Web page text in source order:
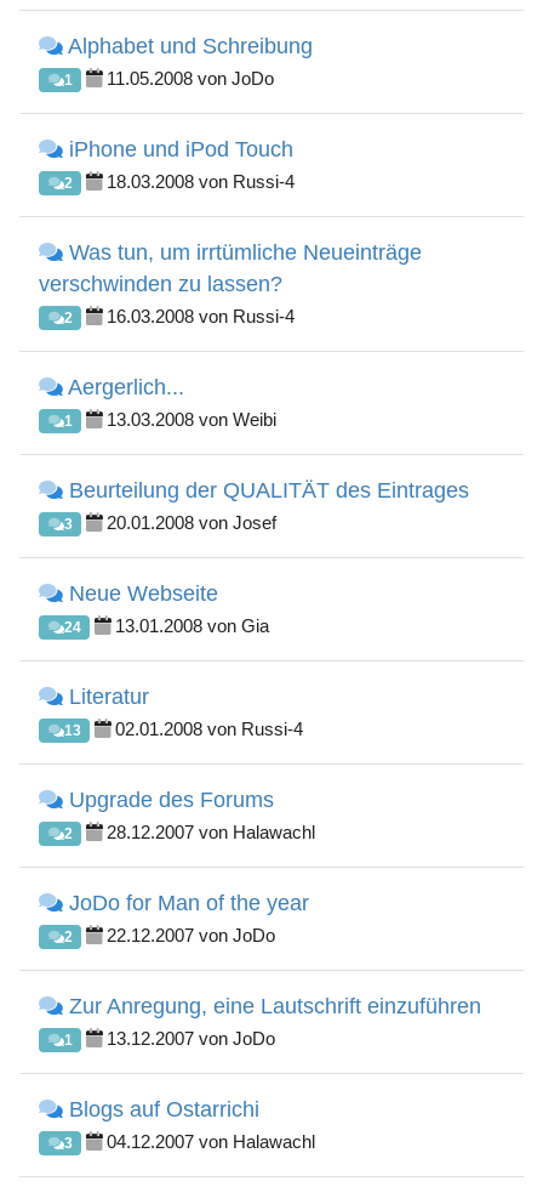
Alphabet und Schreibung
1 11.05.2008 von JoDo
iPhone und iPod Touch
2 18.03.2008 von Russi-4
Was tun, um irrtümliche Neueinträge
verschwinden zu lassen?
2 16.03.2008 von Russi-4
Aergerlich...
1 13.03.2008 von Weibi
Beurteilung der QUALITÄT des Eintrages
3 20.01.2008 von Josef
Neue Webseite
24 13.01.2008 von Gia
Literatur
13 02.01.2008 von Russi-4
Upgrade des Forums
2 28.12.2007 von Halawachl
JoDo for Man of the year
2 22.12.2007 von JoDo
Zur Anregung, eine Lautschrift einzuführen
1 13.12.2007 von JoDo
Blogs auf Ostarrichi
3 04.12.2007 von Halawachl